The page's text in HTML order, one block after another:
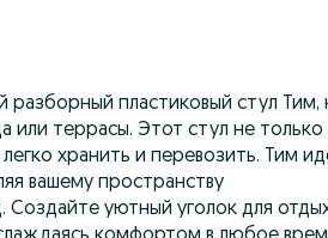
разборный пластиковый стул
или террасы. Этот стул не
хранить и перевозить. Тим
вашему пространству
Создайте уютный уголок для